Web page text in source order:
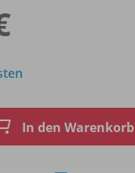
In den Warenkorb